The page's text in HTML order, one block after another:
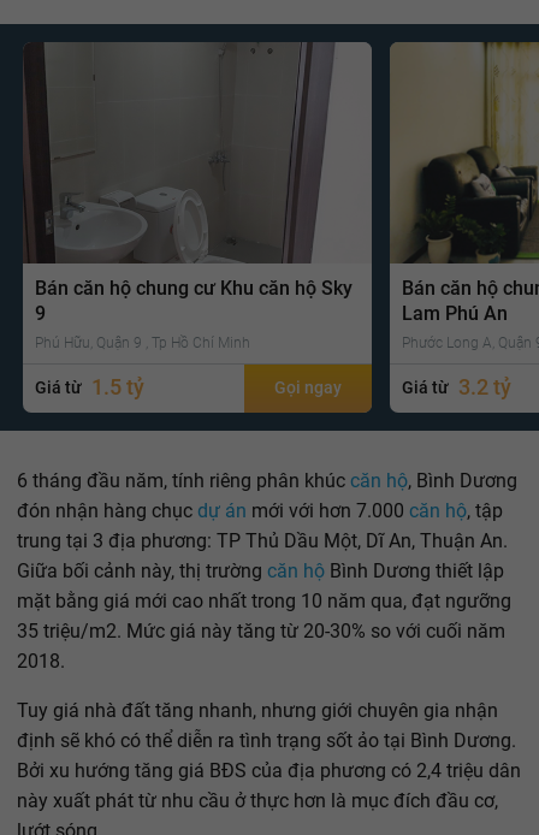
Bán căn hộ chung cư Khu căn hộ Sky
9
Phú Hữu, Quận 9 , Tp Hồ Chí Minh
Giá từ 1.5 tỷ Gọi ngay
Bán căn hộ
Lam Phú An
Phước Long A, Quận
Giá từ 3.2 tỷ
6 tháng đầu năm, tính riêng phân khúc căn hộ, Bình Dương
đón nhận hàng chục dự án mới với hơn 7.000 căn hộ, tập
trung tại 3 địa phương: TP Thủ Dầu Một, Dĩ An, Thuận An.
Giữa bối cảnh này, thị trường căn hộ Bình Dương thiết lập
mặt bằng giá mới cao nhất trong 10 năm qua, đạt ngưỡng
35 triệu/m2. Mức giá này tăng từ 20-30% so với cuối năm
2018.
Tuy giá nhà đất tăng nhanh, nhưng giới chuyên gia nhận
định sẽ khó có thể diễn ra tình trạng sốt ảo tại Bình Dương.
Bởi xu hướng tăng giá BĐS của địa phương có 2,4 triệu dân
này xuất phát từ nhu cầu ở thực hơn là mục đích đầu cơ,
lướt sóng.